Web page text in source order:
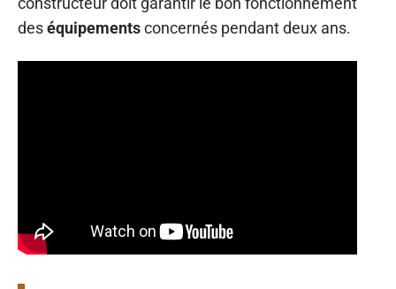
deséquipementsconcernés pendant deux ans.